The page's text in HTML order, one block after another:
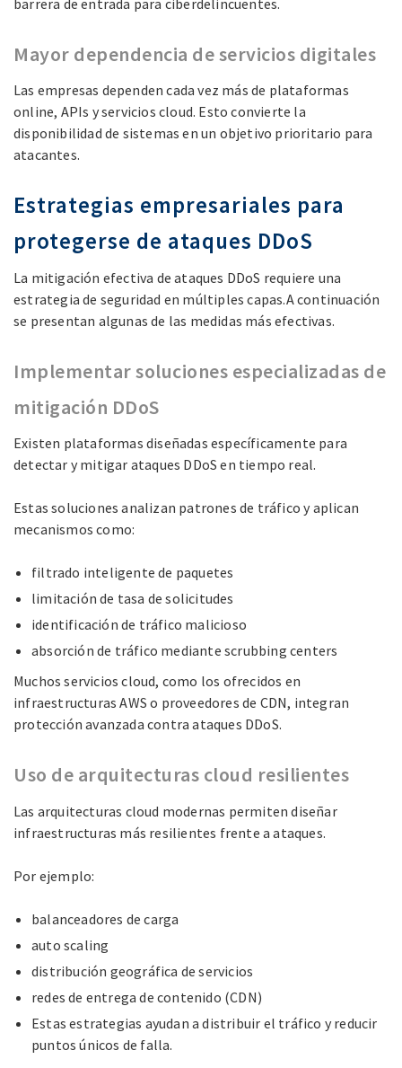
barrera de entrada para ciberdelincuentes.
Mayor dependencia de servicios digitales
Las empresas dependen cada vez más de plataformas
online, APIs y servicios cloud. Esto convierte la
disponibilidad de sistemas en un objetivo prioritario para
atacantes.
Estrategias empresariales para
protegerse de ataques DDoS
La mitigación efectiva de ataques DDoS requiere una
estrategia de seguridad en múltiples capas.A continuación
se presentan algunas de las medidas más efectivas.
Implementar soluciones especializadas de
mitigación DDoS
Existen plataformas diseñadas específicamente para
detectar y mitigar ataques DDoS en tiempo real.
Estas soluciones analizan patrones de tráfico y aplican
mecanismos como:
filtrado inteligente de paquetes
limitación de tasa de solicitudes
identificación de tráfico malicioso
absorción de tráfico mediante scrubbing centers
Muchos servicios cloud, como los ofrecidos en
infraestructuras AWS o proveedores de CDN, integran
protección avanzada contra ataques DDoS.
Uso de arquitecturas cloud resilientes
Las arquitecturas cloud modernas permiten diseñar
infraestructuras más resilientes frente a ataques.
Por ejemplo:
balanceadores de carga
auto scaling
distribución geográfica de servicios
redes de entrega de contenido (CDN)
Estas estrategias ayudan a distribuir el tráfico y reducir
puntos únicos de falla.